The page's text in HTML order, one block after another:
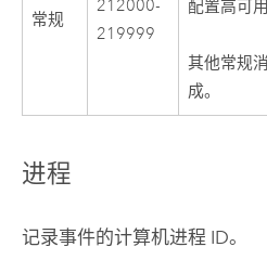
常规
212000-
219999
配置高可
其他常规
成。
进程
记录事件的计算机进程 ID。